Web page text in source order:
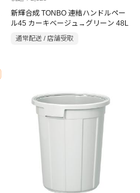
新輝合成 TONBO 連結ハンドルペー
ル45 カーキベージュ→グリーン 48L
通常配送 / 店舗受取